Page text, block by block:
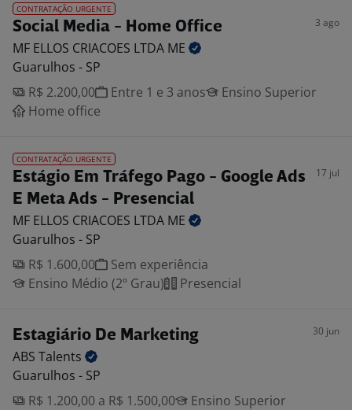
CONTRATAÇÃO URGENTE
Social Media - Home Office 3 ago
MF ELLOS CRIACOES LTDA ME
Guarulhos - SP
R$ 2.200,00
Entre 1 e 3 anos
Ensino Superior
Home office
CONTRATAÇÃO URGENTE
Estágio Em Tráfego Pago - Google Ads
E Meta Ads - Presencial
17 jul
MF ELLOS CRIACOES LTDA ME
Guarulhos - SP
R$ 1.600,00
Sem experiência
Ensino Médio (2º Grau)
Presencial
Estagiário De Marketing 30 jun
ABS Talents
Guarulhos - SP
R$ 1.200,00 a R$ 1.500,00
Ensino Superior